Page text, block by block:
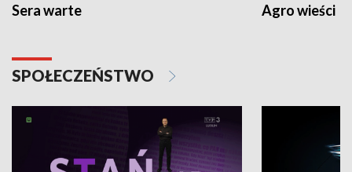
Sera warte Agro wieści
SPOŁECZEŃSTWO